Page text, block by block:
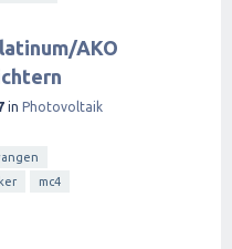
AKO
in Photovoltaik
mc4